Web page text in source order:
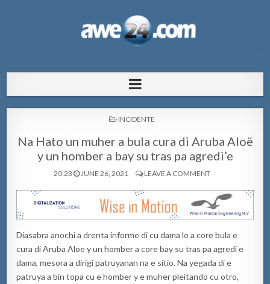
pa Aruba
POSTED
INCIDENTE
Na Hato un muher a bula cura di Aruba Aloë
y un homber a bay su tras pa agredi’e
20:23 JUNE 26, 2021 LEAVE A COMMENT
Diasabra anochi a drenta informe di cu dama lo a core bula e
cura di Aruba Aloe y un homber a core bay su tras pa agredi e
dama, mesora a dirigi patruyanan na e sitio. Na yegada di e
patruya a bin topa cu e homber y e muher pleitando cu otro,